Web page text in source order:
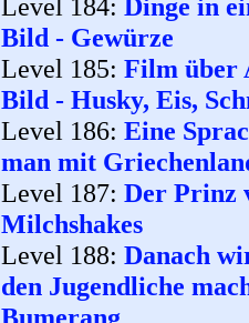
Level 184: Dinge in
Bild - Gewürze
Level 185: Film über
Bild - Husky, Eis,
Level 186: Eine
man mit
Level 187: Der Prinz
Milchshakes
Level 188: Danach
den Jugendliche
Bumerang